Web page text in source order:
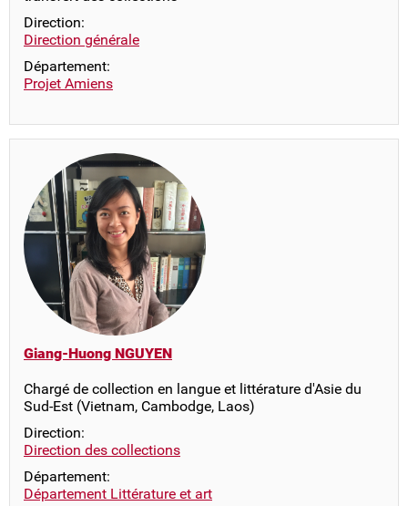
Direction:
Direction générale
Département:
Projet Amiens
Giang-Huong NGUYEN
Chargé de collection en langue et littérature d'Asie du
Sud-Est (Vietnam, Cambodge, Laos)
Direction:
Direction des collections
Département:
Département Littérature et art